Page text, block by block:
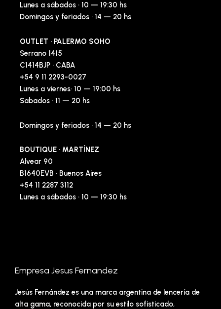
Lunes a sábados · 10 — 19:30 hs
Domingos y feriados · 14 — 20 hs
OUTLET · PALERMO SOHO
Serrano 1415
C1414BJP · CABA
+54 9 11 2293-0027
Lunes a viernes· 10 — 19:00 hs
Sabados · 11 — 20 hs
Domingos y feriados · 14 — 20 hs
BOUTIQUE · MARTÍNEZ
Alvear 90
B1640EVB · Buenos Aires
+54 11 2287 3112
Lunes a sábados · 10 — 19:30 hs
Empresa Jesus Fernandez
Jesús Fernández es una marca argentina de lencería de
alta gama, reconocida por su estilo sofisticado,